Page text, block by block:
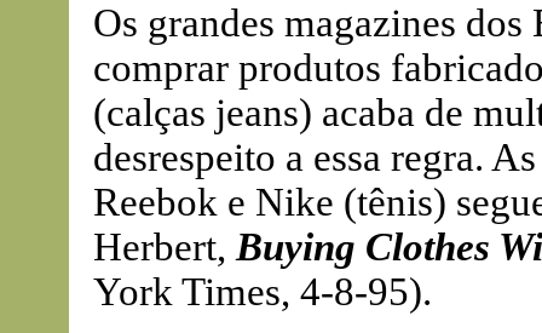
Os grandes magazines
comprar produtos
(calças jeans) acaba de
desrespeito a essa regra.
Reebok e Nike (tênis)
Herbert, Buying Clothes
York Times, 4-8-95).